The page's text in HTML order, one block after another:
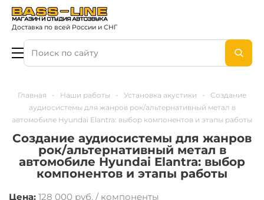
Доставка по всей России и СНГ
Главная - Наши работы - Установка акустики -
Создание
аудиосистемы для жанров рок/альтернативный метал в
автомобиле Hyundai Elantra: выбор компонентов и этапы работы
Создание аудиосистемы для жанров
рок/альтернативный метал в
автомобиле Hyundai Elantra: выбор
компонентов и этапы работы
Цена: 128 000 руб. / компоненты